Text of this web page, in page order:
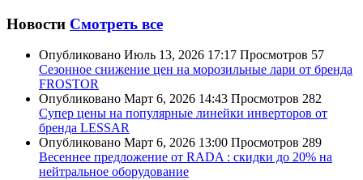
Новости Смотреть все
Опубликовано Июль 13, 2026 17:17 Просмотров 57
Сезонное снижение цен на морозильные лари от бренда
FROSTOR
Опубликовано Март 6, 2026 14:43 Просмотров 282
Супер цены на популярные линейки инверторов от
бренда LESSAR
Опубликовано Март 6, 2026 13:00 Просмотров 289
Весеннее предложение от RADA : скидки до 20% на
нейтральное оборудование